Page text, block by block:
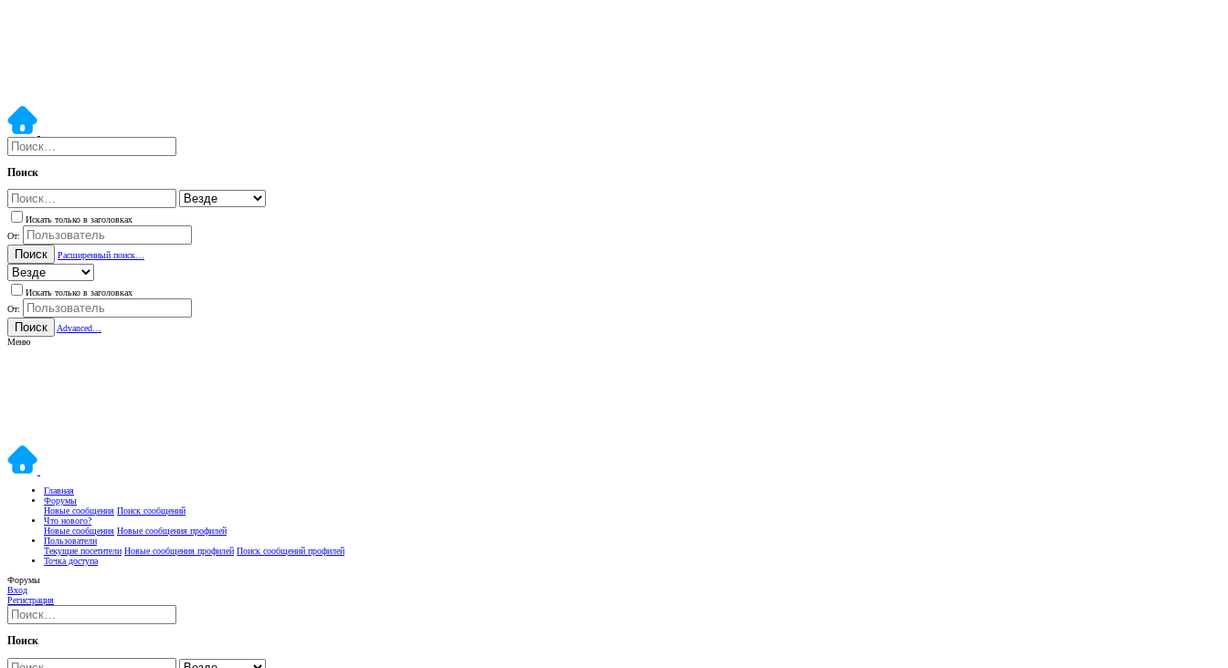
Поиск
Искать только в заголовках
От:
Поиск Расширенный поиск…
Искать только в заголовках
От:
Поиск
Advanced…
Меню
Главная
Форумы
Новые сообщения Поиск сообщений
Что нового?
Новые сообщения Новые сообщения профилей
Пользователи
Текущие посетители Новые сообщения профилей Поиск сообщений профилей
Точка доступа
Форумы
Вход
Регистрация
Поиск